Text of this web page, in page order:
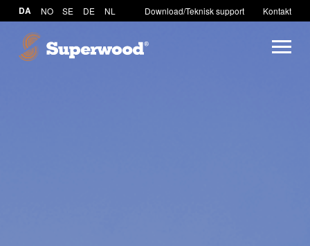
DA NO SE DE NL Download/Teknisk support Kontakt